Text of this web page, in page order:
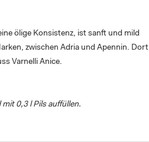
ölige Konsistenz, ist sanft und mild
zwischen Adria und Apennin. Dort
Varnelli Anice.
mit 0,3 l Pils auffüllen.